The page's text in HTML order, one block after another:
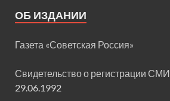
ОБ ИЗДАНИИ
Газета «Советская Россия»
Свидетельство о регистрации СМИ
29.06.1992